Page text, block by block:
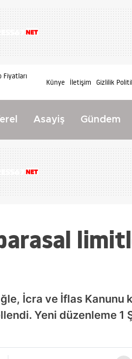
Fiyatları
Künye İletişim Gizlilik
Asayiş Gündem
İcra ve İflas Kanunu
Yeni düzenleme 1